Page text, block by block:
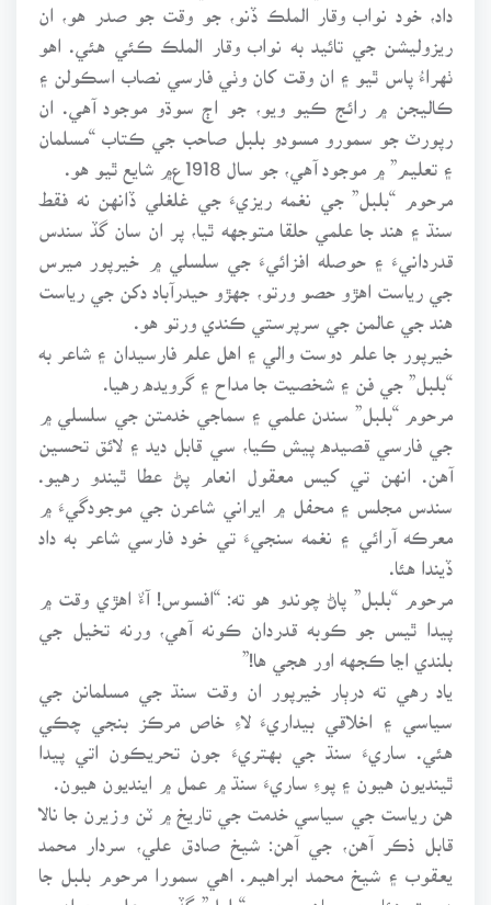
داد، خود نواب وقار الملڪ ڏنو، جو وقت جو صدر هو، ان
ريزوليشن جي تائيد به نواب وقار الملڪ ڪئي هئي. اهو
ٺهراءُ پاس ٿيو ۽ ان وقت کان وٺي فارسي نصاب اسڪولن ۽
ڪاليجن ۾ رائج ڪيو ويو، جو اڄ سوڌو موجود آهي. ان
رپورٽ جو سمورو مسودو بلبل صاحب جي ڪتاب “مسلمان
۽ تعليم” ۾ موجود آهي، جو سال 1918ع۾ شايع ٿيو هو.
مرحوم “بلبل” جي نغمه ريزيءَ جي غلغلي ڏانهن نه فقط
سنڌ ۽ هند جا علمي حلقا متوجهه ٿيا، پر ان سان گڏ سندس
قدردانيءَ ۽ حوصله افزائيءَ جي سلسلي ۾ خيرپور ميرس
جي رياست اهڙو حصو ورتو، جهڙو حيدرآباد دکن جي رياست
هند جي عالمن جي سرپرستي ڪندي ورتو هو.
خيرپور جا علم دوست والي ۽ اهل علم فارسيدان ۽ شاعر به
“بلبل” جي فن ۽ شخصيت جا مداح ۽ گرويده رهيا.
مرحوم “بلبل” سندن علمي ۽ سماجي خدمتن جي سلسلي ۾
جي فارسي قصيده پيش ڪيا، سي قابل ديد ۽ لائق تحسين
آهن. انهن تي کيس معقول انعام پڻ عطا ٿيندو رهيو.
سندس مجلس ۽ محفل ۾ ايراني شاعرن جي موجودگيءَ ۾
معرڪه آرائي ۽ نغمه سنجيءَ تي خود فارسي شاعر به داد
ڏيندا هئا.
مرحوم “بلبل” پاڻ چوندو هو ته: “افسوس! آءٌ اهڙي وقت ۾
پيدا ٿيس جو ڪوبه قدردان ڪونه آهي، ورنه تخيل جي
بلندي اڃا ڪجهه اور هجي ها!”
ياد رهي ته درٻار خيرپور ان وقت سنڌ جي مسلمانن جي
سياسي ۽ اخلاقي بيداريءَ لاءِ خاص مرڪز بنجي چڪي
هئي. ساريءَ سنڌ جي بهتريءَ جون تحريڪون اتي پيدا
ٿينديون هيون ۽ پوءِ ساريءَ سنڌ ۾ عمل ۾ اينديون هيون.
هن رياست جي سياسي خدمت جي تاريخ ۾ ٽن وزيرن جا نالا
قابل ذڪر آهن، جي آهن: شيخ صادق علي، سردار محمد
يعقوب ۽ شيخ محمد ابراهيم. اهي سمورا مرحوم بلبل جا
دوست هئا، جن سان مرحوم “بلبل” گڏجي، علمي ۽ ادبي،